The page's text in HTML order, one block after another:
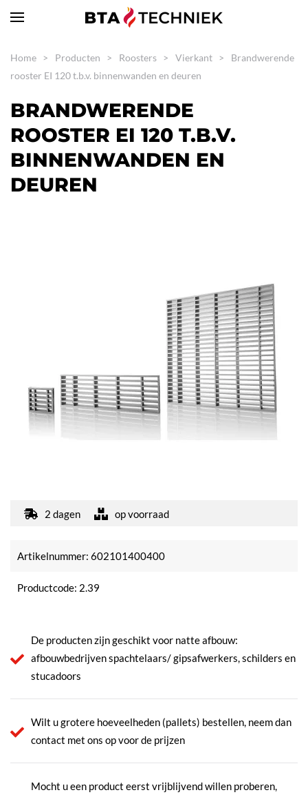
Home Producten Roosters Vierkant
Brandwerende
rooster EI 120 t.b.v. binnenwanden en deuren
BRANDWERENDE
ROOSTER EI 120 T.B.V.
BINNENWANDEN EN
DEUREN
2 dagen op voorraad
Artikelnummer: 602101400400
Productcode: 2.39
De producten zijn geschikt voor natte afbouw:
afbouwbedrijven spachtelaars/ gipsafwerkers, schilders en
stucadoors
Wilt u grotere hoeveelheden (pallets) bestellen, neem dan
contact met ons op voor de prijzen
Mocht u een product eerst vrijblijvend willen proberen,